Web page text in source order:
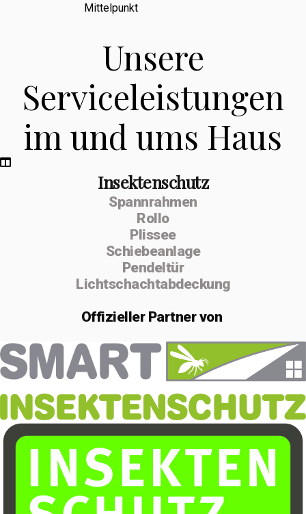
Mittelpunkt
Unsere
Serviceleistungen
im und ums Haus
Insektenschutz
Spannrahmen
Rollo
Plissee
Schiebeanlage
Pendeltür
Lichtschachtabdeckung
OffiziellerPartner von